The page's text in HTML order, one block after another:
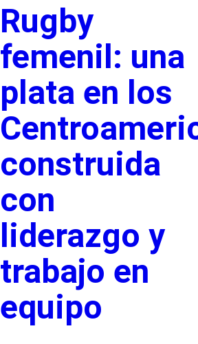
Rugby
femenil: una
plata en los
construida
con
liderazgo y
trabajo en
equipo